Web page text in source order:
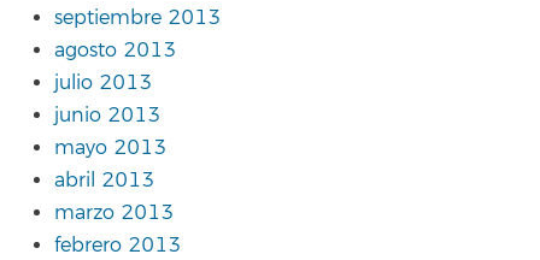
septiembre 2013
agosto 2013
julio 2013
junio 2013
mayo 2013
abril 2013
marzo 2013
febrero 2013